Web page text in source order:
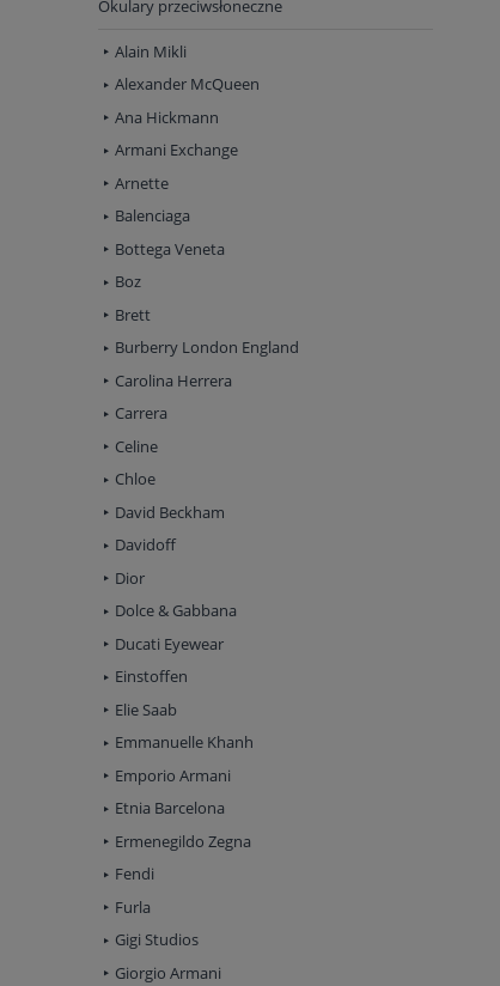
Okulary przeciwsłoneczne
Alain Mikli
Alexander McQueen
Ana Hickmann
Armani Exchange
Arnette
Balenciaga
Bottega Veneta
Boz
Brett
Burberry London England
Carolina Herrera
Carrera
Celine
Chloe
David Beckham
Davidoff
Dior
Dolce & Gabbana
Ducati Eyewear
Einstoffen
Elie Saab
Emmanuelle Khanh
Emporio Armani
Etnia Barcelona
Ermenegildo Zegna
Fendi
Furla
Gigi Studios
Giorgio Armani